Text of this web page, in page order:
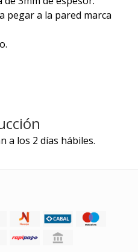
pegar a la pared marca
a los 2 días hábiles.